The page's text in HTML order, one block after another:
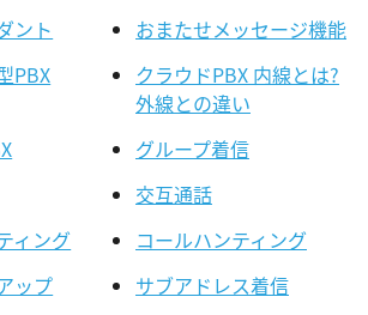
ント
おまたせメッセージ機能
PBX
クラウドPBX 内線とは?
外線との違い
グループ着信
交互通話
ィング
コールハンティング
ップ
サブアドレス着信